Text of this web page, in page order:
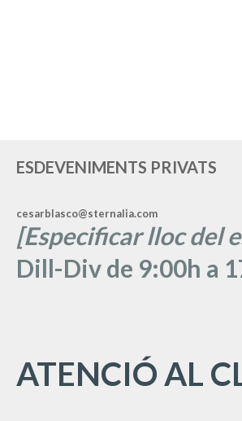
ESDEVENIMENTS PRIVATS
cesarblasco@sternalia.com
[Especificar lloc del
Dill-Div de 9:00h a
ATENCIÓ AL